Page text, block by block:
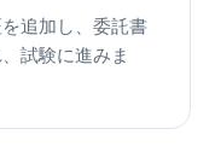
追加し、委託書
試験に進みま